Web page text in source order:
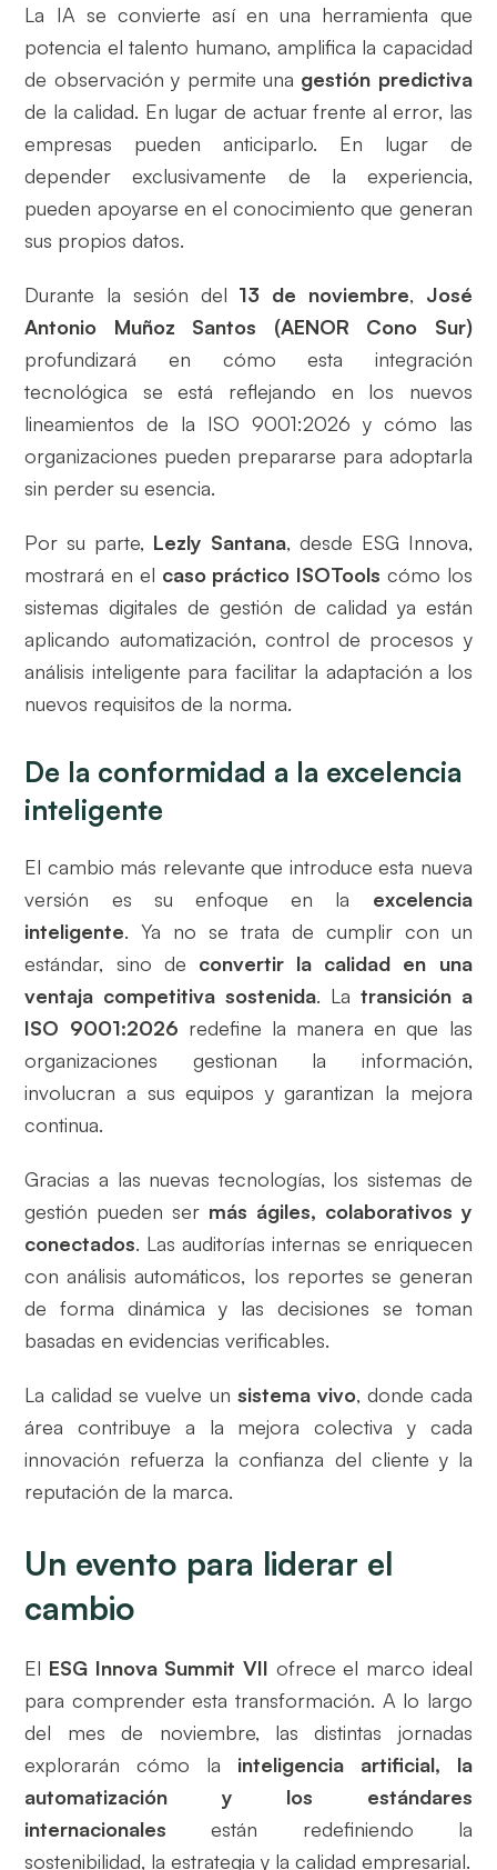
La IA se convierte así en una herramienta que
potencia el talento humano, amplifica la capacidad
de observación y permite una gestión predictiva
de la calidad. En lugar de actuar frente al error, las
empresas pueden anticiparlo. En lugar de
depender exclusivamente de la experiencia,
pueden apoyarse en el conocimiento que generan
sus propios datos.
Durante la sesión del 13 de noviembre, José
Antonio Muñoz Santos (AENOR Cono Sur)
profundizará en cómo esta integración
tecnológica se está reflejando en los nuevos
lineamientos de la ISO 9001:2026 y cómo las
organizaciones pueden prepararse para adoptarla
sin perder su esencia.
Por su parte, Lezly Santana, desde ESG Innova,
mostrará en el caso práctico ISOTools cómo los
sistemas digitales de gestión de calidad ya están
aplicando automatización, control de procesos y
análisis inteligente para facilitar la adaptación a los
nuevos requisitos de la norma.
De la conformidad a la excelencia
inteligente
El cambio más relevante que introduce esta nueva
versión es su enfoque en la excelencia
inteligente. Ya no se trata de cumplir con un
estándar, sino de convertir la calidad en una
ventaja competitiva sostenida. La transición a
ISO 9001:2026 redefine la manera en que las
organizaciones gestionan la información,
involucran a sus equipos y garantizan la mejora
continua.
Gracias a las nuevas tecnologías, los sistemas de
gestión pueden ser más ágiles, colaborativos y
conectados. Las auditorías internas se enriquecen
con análisis automáticos, los reportes se generan
de forma dinámica y las decisiones se toman
basadas en evidencias verificables.
La calidad se vuelve un sistema vivo, donde cada
área contribuye a la mejora colectiva y cada
innovación refuerza la confianza del cliente y la
reputación de la marca.
Un evento para liderar el
cambio
El ESG Innova Summit VII ofrece el marco ideal
para comprender esta transformación. A lo largo
del mes de noviembre, las distintas jornadas
explorarán cómo la inteligencia artificial, la
automatización y los estándares
internacionales están redefiniendo la
sostenibilidad, la estrategia y la calidad empresarial.